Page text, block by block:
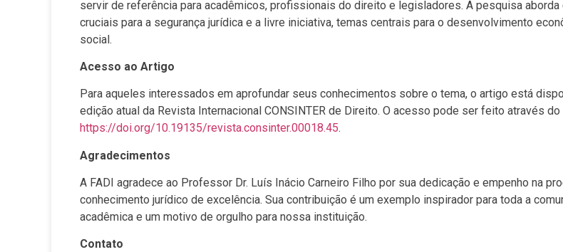
servir de referência para acadêmicos, profissionais do direito e legisladores. A pesquisa
cruciais para a segurança jurídica e a livre iniciativa, temas centrais para o desenvolvimento
social.
Acesso ao Artigo
Para aqueles interessados em aprofundar seus conhecimentos sobre o tema, o artigo está
edição atual da Revista Internacional CONSINTER de Direito. O acesso pode ser feito através do
https://doi.org/10.19135/revista.consinter.00018.45.
Agradecimentos
A FADI agradece ao Professor Dr. Luís Inácio Carneiro Filho por sua dedicação e empenho na
conhecimento jurídico de excelência. Sua contribuição é um exemplo inspirador para toda a
acadêmica e um motivo de orgulho para nossa instituição.
Contato